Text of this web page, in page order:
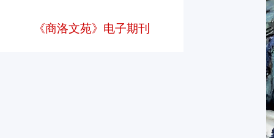
《商洛文苑》电子期刊